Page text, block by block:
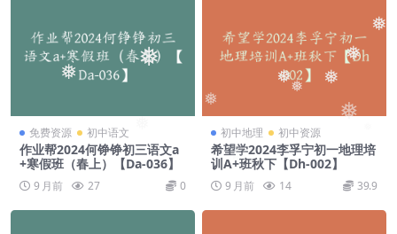
❅
❅
❅
❅
❅ ❅
❅
❅
❅ ❅
❅
免费资源 初中语文
作业帮2024何铮铮初三语文a
+寒假班（春上）【Da-036】
9 月前 27 0
初中地理 初中资源
希望学2024李孚宁初一地理培
训A+班秋下【Dh-002】
9 月前 14 39.9